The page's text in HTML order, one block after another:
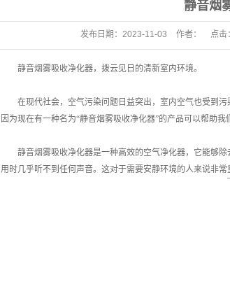
静音烟
发布日期： 2023-11-03 作者： 点击：
静音烟雾吸收净化器，拨云见日的清新室内环境。
在现代社会，空气污染问题日益突出，室内空气也受到
因为现在有一种名为“静音烟雾吸收净化器”的产品可以帮助
静音烟雾吸收净化器是一种高效的空气净化器，它能够
用时几乎听不到任何声音。这对于需要安静环境的人来说非常